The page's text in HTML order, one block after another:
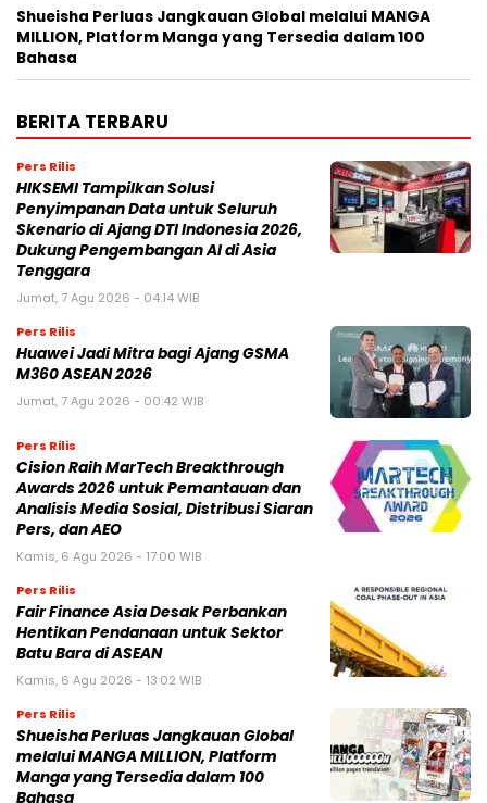
Shueisha Perluas Jangkauan Global melalui MANGA
MILLION, Platform Manga yang Tersedia dalam 100
Bahasa
BERITA TERBARU
Pers Rilis
HIKSEMI Tampilkan Solusi
Penyimpanan Data untuk Seluruh
Skenario di Ajang DTI Indonesia 2026,
Dukung Pengembangan AI di Asia
Tenggara
Jumat, 7 Agu 2026 - 04:14 WIB
Pers Rilis
Huawei Jadi Mitra bagi Ajang GSMA
M360 ASEAN 2026
Jumat, 7 Agu 2026 - 00:42 WIB
Pers Rilis
Cision Raih MarTech Breakthrough
Awards 2026 untuk Pemantauan dan
Analisis Media Sosial, Distribusi Siaran
Pers, dan AEO
Kamis, 6 Agu 2026 - 17:00 WIB
Pers Rilis
Fair Finance Asia Desak Perbankan
Hentikan Pendanaan untuk Sektor
Batu Bara di ASEAN
Kamis, 6 Agu 2026 - 13:02 WIB
Pers Rilis
Shueisha Perluas Jangkauan Global
melalui MANGA MILLION, Platform
Manga yang Tersedia dalam 100
Bahasa